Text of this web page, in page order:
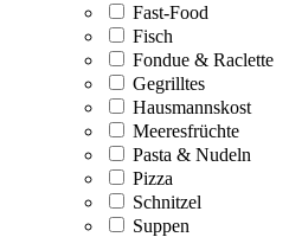
Fast-Food
Fisch
Fondue & Raclette
Gegrilltes
Hausmannskost
Meeresfrüchte
Pasta & Nudeln
Pizza
Schnitzel
Suppen